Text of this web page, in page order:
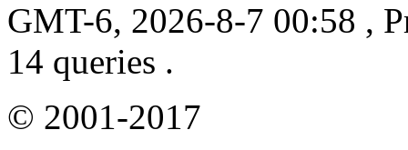
GMT-6, 2026-8-7 00:58 ,
14 queries .
© 2001-2017